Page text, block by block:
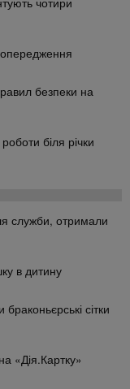
чотири
безпеки на
біля річки
служби, отримали
в дитину
сітки
«Дія.Картку»